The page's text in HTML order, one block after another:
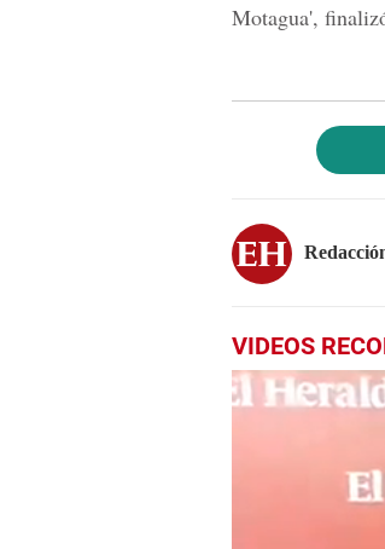
Motagua',
VIDEOS